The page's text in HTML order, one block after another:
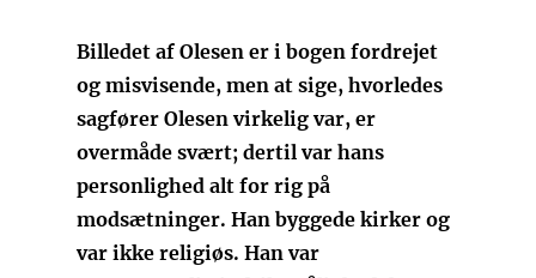
Billedet af Olesen er i bogen fordrejet
og misvisende, men at sige, hvorledes
sagfører Olesen virkelig var, er
overmåde svært; dertil var hans
personlighed alt for rig på
modsætninger. Han byggede kirker og
var ikke religiøs. Han var